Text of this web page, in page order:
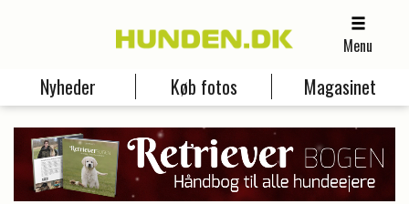
Menu
Nyheder Køb fotos Magasinet